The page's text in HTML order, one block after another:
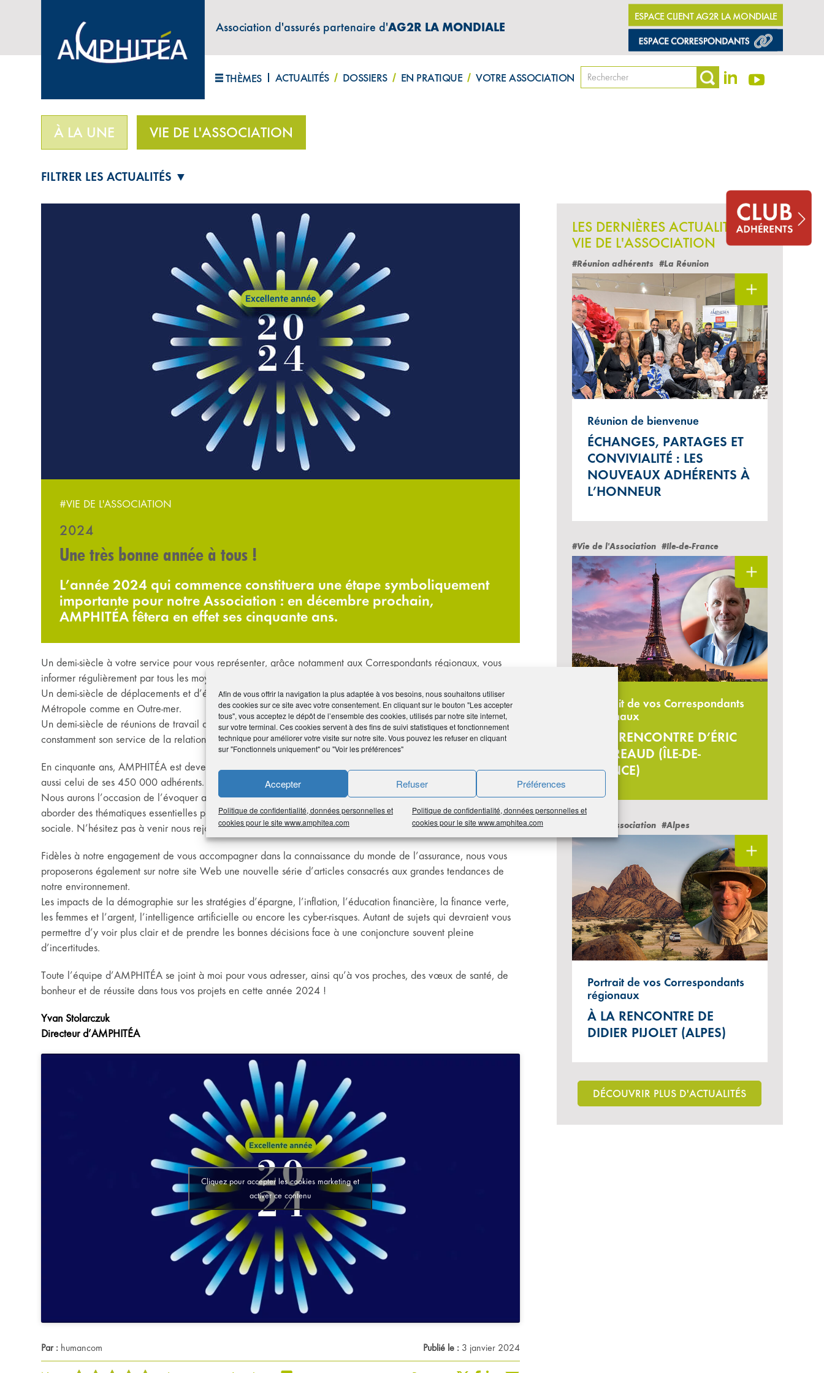
Afin de vous offrir la navigation la plus adaptée à vos besoins, nous souhaitons utiliser
des cookies sur ce site avec votre consentement. En cliquant sur le bouton "Les accepter
tous", vous acceptez le dépôt de l’ensemble des cookies, utilisés par notre site internet,
sur votre terminal. Ces cookies servent à des fins de suivi statistiques et fonctionnement
technique pour améliorer votre visite sur notre site. Vous pouvez les refuser en cliquant
sur "Fonctionnels uniquement" ou "Voir les préférences"
Accepter Refuser Préférences
Politique de confidentialité, données personnelles et
cookies pour le site www.amphitea.com
Politique de confidentialité, données personnelles et
cookies pour le site www.amphitea.com
Association d'assurés partenaire d'AG2R LA MONDIALE
ESPACE CLIENT AG2R LA MONDIALE
THÈMES ACTUALITÉS DOSSIERS EN PRATIQUE VOTRE ASSOCIATION
ABONNEZ-VOUS À LA LETTRE D'INFORMATIONS "AMPHITÉA INFOS"
À LA UNE VIE DE L'ASSOCIATION
FILTRER LES ACTUALITÉS ▼
#VIE DE L'ASSOCIATION
2024
Une très bonne année à tous !
L’année 2024 qui commence constituera une étape symboliquement
importante pour notre Association : en décembre prochain,
AMPHITÉA fêtera en effet ses cinquante ans.
Un demi-siècle à votre service pour vous représenter, grâce notamment aux Correspondants régionaux, vous
informer régulièrement par tous les moyens possibles et défendre toujours au mieux vos intérêts.
Un demi-siècle de déplacements et d’échanges à votre rencontre dans toutes les régions de France, en
Métropole comme en Outre-mer.
Un demi-siècle de réunions de travail avec notre partenaire assureur pour faire évoluer ses produits et améliorer
constamment son service de la relation avec ses clients…
En cinquante ans, AMPHITÉA est devenue l’une des principales associations d’assurés de France et ce jubilé est
aussi celui de ses 450 000 adhérents.
Nous aurons l’occasion de l’évoquer au cours de nouvelles réunions que nous tiendrons dans vos régions pour
aborder des thématiques essentielles pour votre épargne, votre retraite, votre patrimoine et votre protection
sociale. N’hésitez pas à venir nous rejoindre à cette occasion !
Fidèles à notre engagement de vous accompagner dans la connaissance du monde de l’assurance, nous vous
proposerons également sur notre site Web une nouvelle série d’articles consacrés aux grandes tendances de
notre environnement.
Les impacts de la démographie sur les stratégies d’épargne, l’inflation, l’éducation financière, la finance verte,
les femmes et l’argent, l’intelligence artificielle ou encore les cyber-risques. Autant de sujets qui devraient vous
permettre d’y voir plus clair et de prendre les bonnes décisions face à une conjoncture souvent pleine
d’incertitudes.
Toute l’équipe d’AMPHITÉA se joint à moi pour vous adresser, ainsi qu’à vos proches, des vœux de santé, de
bonheur et de réussite dans tous vos projets en cette année 2024 !
Yvan Stolarczuk
Directeur d’AMPHITÉA
Cliquez pour accepter les cookies marketing et
activer ce contenu
Par : humancom Publié le : 3 janvier 2024
LES DERNIÈRES ACTUALITÉS
VIE DE L'ASSOCIATION
#Réunion adhérents #La Réunion
Réunion de bienvenue
ÉCHANGES, PARTAGES ET
CONVIVIALITÉ : LES
NOUVEAUX ADHÉRENTS À
L’HONNEUR
#Vie de l'Association #Ile-de-France
Portrait de vos Correspondants
régionaux
À LA RENCONTRE D’ÉRIC
CENREAUD (ÎLE-DE-
FRANCE)
#Vie de l'Association #Alpes
Portrait de vos Correspondants
régionaux
À LA RENCONTRE DE
DIDIER PIJOLET (ALPES)
DÉCOUVRIR PLUS D'ACTUALITÉS